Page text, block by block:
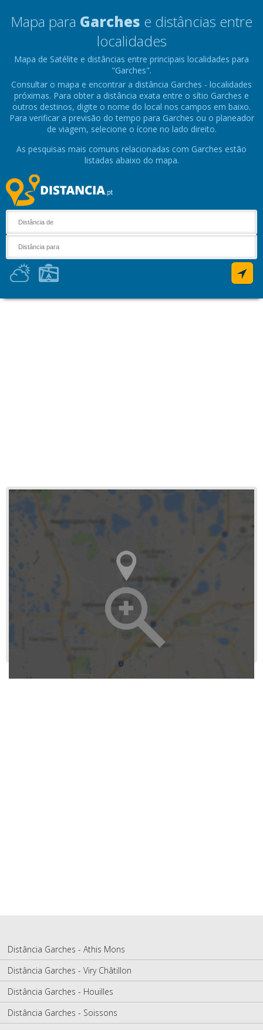
Mapa para Garches e distâncias entre
localidades
Mapa de Satélite e distâncias entre principais localidades para
"Garches".
Consultar o mapa e encontrar a distância Garches - localidades
próximas. Para obter a distância exata entre o sítio Garches e
outros destinos, digite o nome do local nos campos em baixo.
Para verificar a previsão do tempo para Garches ou o planeador
de viagem, selecione o ícone no lado direito.
As pesquisas mais comuns relacionadas com Garches estão
listadas abaixo do mapa.
Distância Garches - Athis Mons
Distância Garches - Viry Châtillon
Distância Garches - Houilles
Distância Garches - Soissons